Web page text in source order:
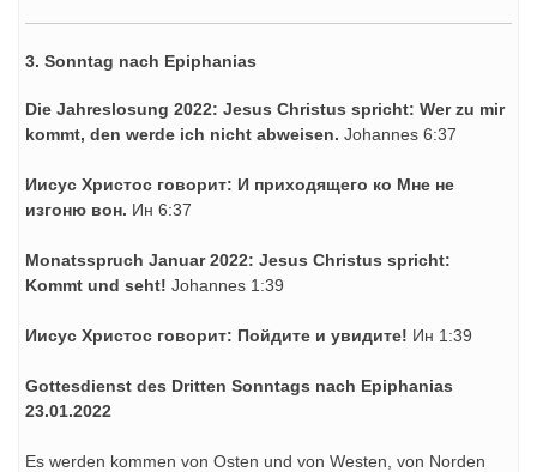
3. Sonntag nach Epiphanias
Die Jahreslosung 2022: Jesus Christus spricht: Wer zu mir
kommt, den werde ich nicht abweisen. Johannes 6:37
Иисус Христос говорит: И приходящего ко Мне не
изгоню вон. Ин 6:37
Monatsspruch Januar 2022: Jesus Christus spricht:
Kommt und seht! Johannes 1:39
Иисус Христос говорит: Пойдите и увидите! Ин 1:39
Gottesdienst des Dritten Sonntags nach Epiphanias
23.01.2022
Es werden kommen von Osten und von Westen, von Norden